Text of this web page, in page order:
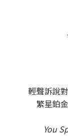
輕聲訴說
繁星鉑
You